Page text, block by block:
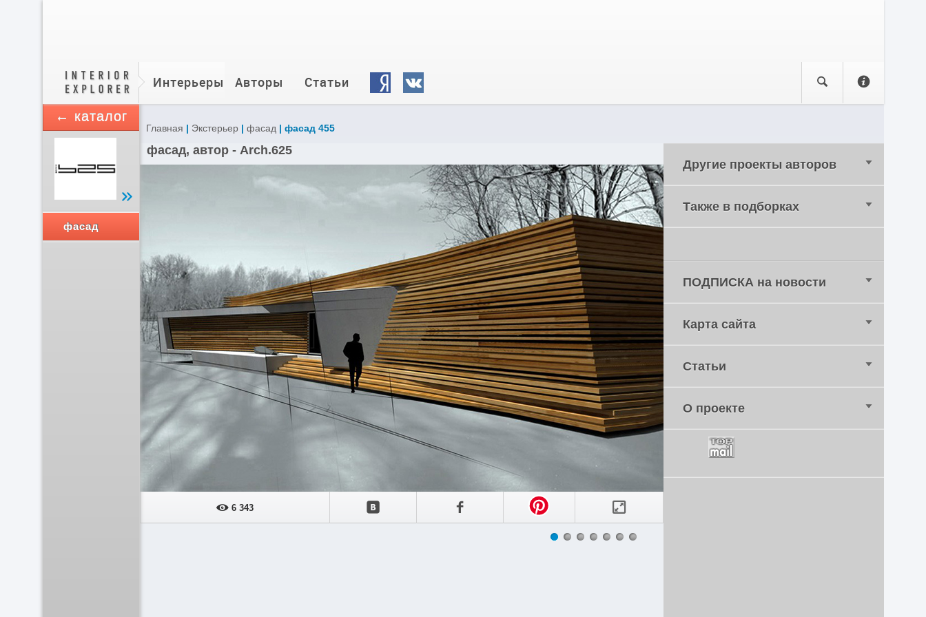
Интерьеры Авторы Статьи
Главная | Экстерьер| фасад | фасад 455
← каталог
фасад
Другие проекты авторов
Также в подборках
ПОДПИСКА на новости
Карта сайта
Статьи
О проекте
фасад, автор - Arch.625
6 343